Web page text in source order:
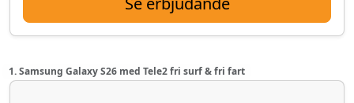
1. Samsung Galaxy S26 med Tele2 fri surf & fri fart